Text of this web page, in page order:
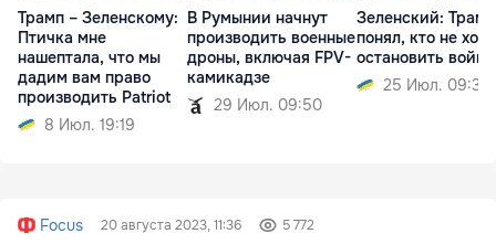
Трамп – Зеленскому:
Птичка мне
нашептала, что мы
дадим вам право
производить Patriot
8 Июл. 19:19
В Румынии начнут
производить военные
дроны, включая FPV-
камикадзе
29 Июл. 09:50
Зеленский: Трамп
понял, кто не
остановить войну
25 Июл. 09:36
Focus 20 августа 2023, 11:36 5 772